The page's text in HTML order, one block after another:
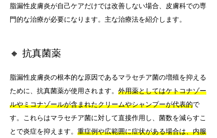
脂漏性皮膚炎が自己ケアだけでは改善しない場合、皮膚科での専
門的な治療が必要になります。主な治療法を紹介します。
🔸 抗真菌薬
脂漏性皮膚炎の根本的な原因であるマラセチア菌の増殖を抑える
ために、抗真菌薬が使用されます。 外用薬としてはケトコナゾー
ルやミコナゾールが含まれたクリームやシャンプーが代表的で
す。これらはマラセチア菌に対して直接作用し、菌数を減らすこ
とで炎症を抑えます。 重症例や広範囲に症状がある場合は、内服